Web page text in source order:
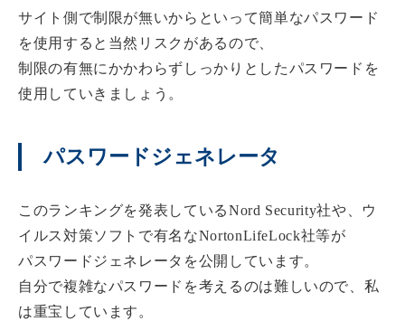
サイト側で制限が無いからといって簡単なパスワード
を使用すると当然リスクがあるので、
制限の有無にかかわらずしっかりとしたパスワードを
使用していきましょう。
パスワードジェネレータ
このランキングを発表しているNord Security社や、ウ
イルス対策ソフトで有名なNortonLifeLock社等が
パスワードジェネレータを公開しています。
自分で複雑なパスワードを考えるのは難しいので、私
は重宝しています。